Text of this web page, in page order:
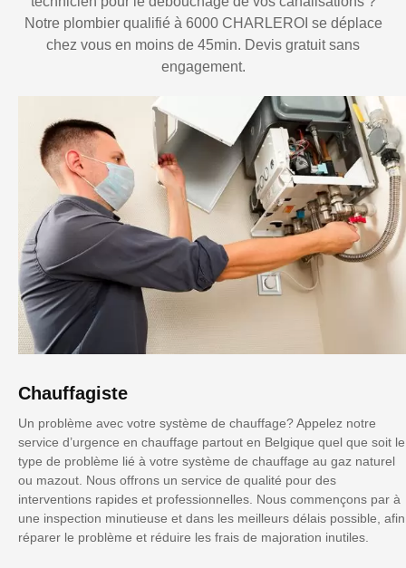
Notre plombier qualifié à 6000 CHARLEROI se déplace
chez vous en moins de 45min. Devis gratuit sans
engagement.
Chauffagiste
Un problème avec votre système de chauffage? Appelez notre
service d’urgence en chauffage partout en Belgique quel que soit le
type de problème lié à votre système de chauffage au gaz naturel
ou mazout. Nous offrons un service de qualité pour des
interventions rapides et professionnelles. Nous commençons par à
une inspection minutieuse et dans les meilleurs délais possible, afin
réparer le problème et réduire les frais de majoration inutiles.